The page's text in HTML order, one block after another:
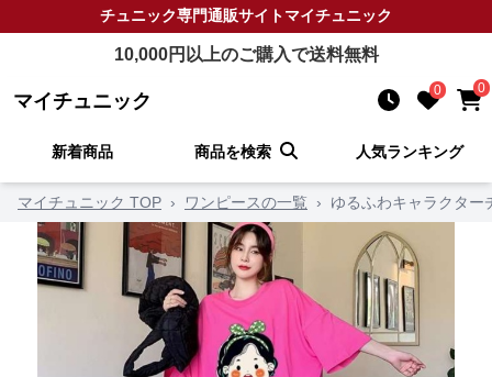
チュニック専門通販サイトマイチュニック
10,000円以上のご購入で送料無料
マイチュニック 0 0
新着商品 商品を検索 人気ランキング
マイチュニック TOP › ワンピースの一覧 › ゆるふわキャラクター